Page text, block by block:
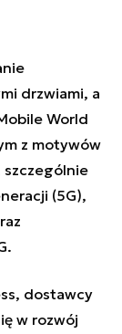
drzwiami, a
World
z motywów
szczególnie
(5G),
dostawcy
w rozwój